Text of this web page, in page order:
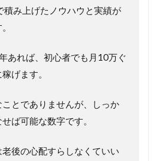
積み上げたノウハウと実績が
あれば、初心者でも月10万ぐ
げます。
ことでありませんが、しっか
ば可能な数字です。
老後の心配すらしなくていい